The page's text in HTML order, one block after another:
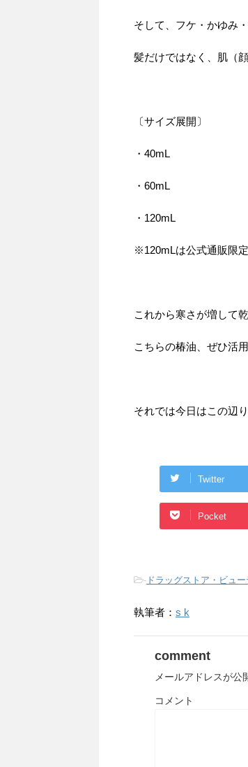
そして、フケ・かゆみ
髪だけではなく、肌（
〔サイズ展開〕
・40mL
・60mL
・120mL
※120mLは公式通販限
これから寒さが増して
こちらの椿油、ぜひ活
それでは今日はこの辺り
Twitter
Pocket
- ドラッグストア・ビュ
執筆者： s k
comment
メールアドレスが公
コメント